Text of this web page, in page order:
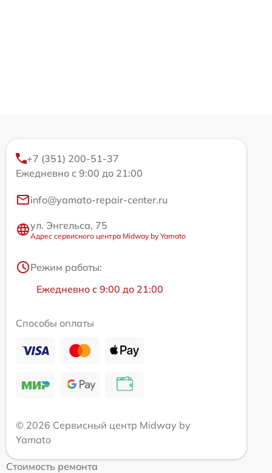
+7 (351) 200-51-37
Ежедневно с 9:00 до 21:00
info@yamato-repair-center.ru
ул. Энгельса, 75
Адрес сервисного центра Midway by Yamato
Режим работы:
Ежедневно с 9:00 до 21:00
Способы оплаты
© 2026 Сервисный центр Midway by
Yamato
Стоимость ремонта